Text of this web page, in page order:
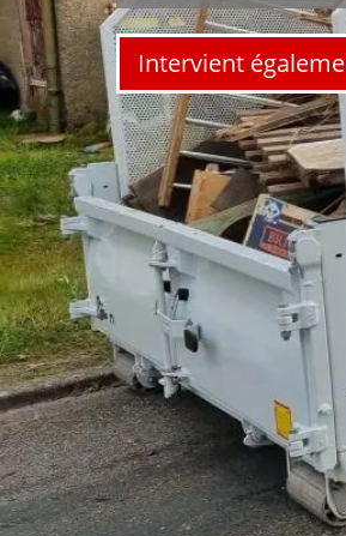
Intervient